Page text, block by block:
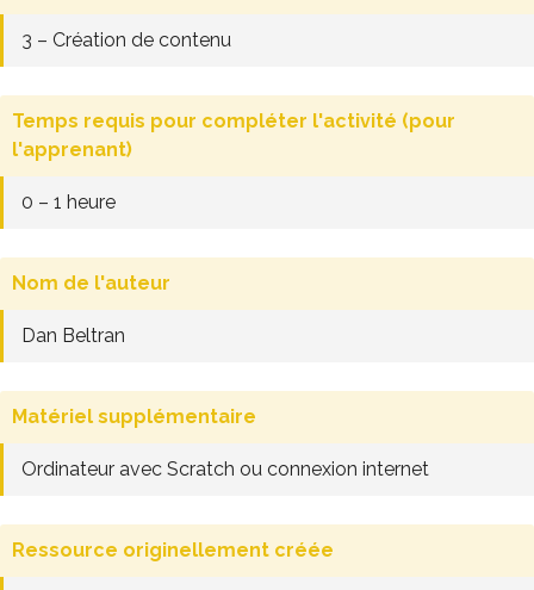
3 – Création de contenu
Temps requis pour compléter l'activité (pour
l'apprenant)
0 – 1 heure
Nom de l'auteur
Dan Beltran
Matériel supplémentaire
Ordinateur avec Scratch ou connexion internet
Ressource originellement créée